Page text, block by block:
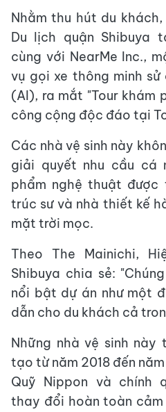
Nhằm thu hút du
Du lịch quận Shibuya
cùng với NearMe Inc.,
vụ gọi xe thông minh
(AI), ra mắt "Tour khám
công cộng độc đáo tại
Các nhà vệ sinh này
giải quyết nhu cầu cá
phẩm nghệ thuật
trúc sư và nhà thiết kế
mặt trời mọc.
Theo The Mainichi,
Shibuya chia sẻ:
nổi bật dự án như một
dẫn cho du khách cả
Những nhà vệ sinh
tạo từ năm 2018 đến
Quỹ Nippon và chính
thay đổi hoàn toàn cảm